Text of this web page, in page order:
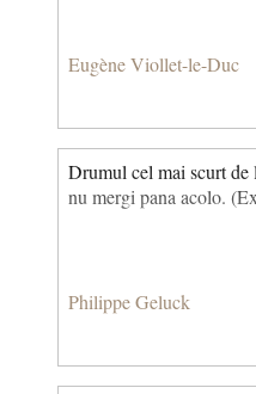
Eugène Viollet-le-Duc
Drumul cel mai scurt de
nu mergi pana acolo.
Philippe Geluck